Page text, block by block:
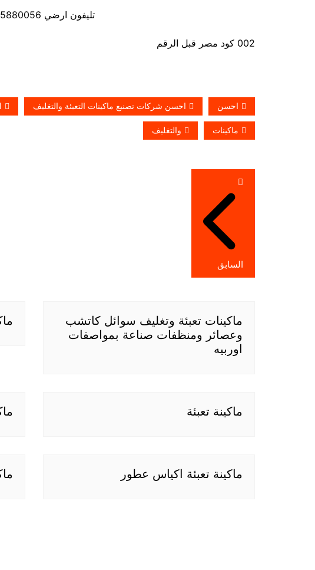
تليفون ارضي 0225880056
002 كود مصر قبل الرقم
احسن احسن شركات تصنيع ماكينات التعبئة والتغليف
ماكينات والتغليف
تصفّح
المقالات
السابق
ماكينات تعبئة وتغليف سوائل كاتشب
وعصائر ومنظفات صناعة بمواصفات
اوربيه
ماكينة تعبئة
ماكينة تعبئة اكياس عطور